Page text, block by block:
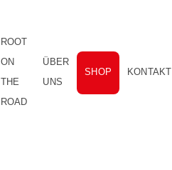
ROOT
ON
THE
ROAD
ÜBER
UNS
SHOP KONTAKT